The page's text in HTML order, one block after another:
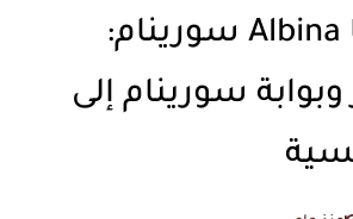
مدينة البينا Albina سورينام:
وبوابة سورينام إلى